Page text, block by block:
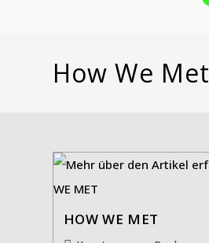
How We Met
HOW WE MET